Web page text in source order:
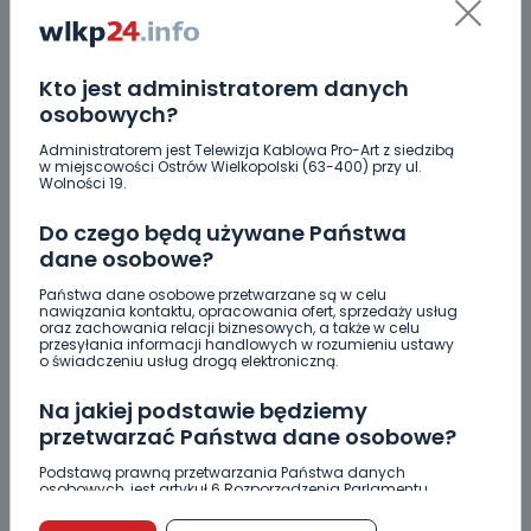
Kto jest administratorem danych
osobowych?
Administratorem jest Telewizja Kablowa Pro-Art z siedzibą
w miejscowości Ostrów Wielkopolski (63-400) przy ul.
Wolności 19.
Do czego będą używane Państwa
dane osobowe?
Państwa dane osobowe przetwarzane są w celu
nawiązania kontaktu, opracowania ofert, sprzedaży usług
oraz zachowania relacji biznesowych, a także w celu
przesyłania informacji handlowych w rozumieniu ustawy
o świadczeniu usług drogą elektroniczną.
Na jakiej podstawie będziemy
przetwarzać Państwa dane osobowe?
Podstawą prawną przetwarzania Państwa danych
osobowych, jest artykuł 6 Rozporządzenia Parlamentu
r. w sprawie ochrony osób fizycznych w związku z
pokazywać sesję na żywo.
budowa elektrociepłowni Ostrów Wielkopolski
pożyczka sesja Rady Miejskiej
SKOPIUJ LINK
Ewa Szewczyk